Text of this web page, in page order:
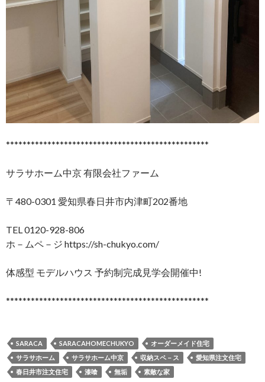
*************************************************
サラサホーム中京 有限会社ファーム
〒480-0301 愛知県春日井市内津町202番地
TEL 0120-928-806
ホ－ムペ－ジ https://sh-chukyo.com/
体感型 モデルハウス 予約制完成見学会開催中!
*************************************************
SARACA SARACAHOMECHUKYO
オーダーメイド住宅
サラサホーム
サラサホーム中京 収納スペ－ス
愛知県注文住宅
春日井市注文住宅
漆喰 無垢 素敵な家